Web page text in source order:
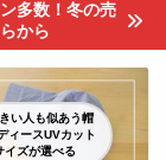
多数！冬の売
から
い人も似あう帽
ィースUVカット
イズが選べる